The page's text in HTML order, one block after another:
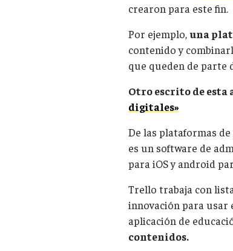
crearon para este fin.
Por ejemplo,una
contenido y
que queden de parte
Otro escrito de esta
digitales»
De las plataformas
es un software de
para iOS y android
Trello trabaja con
innovación para usar
aplicación de
contenidos.